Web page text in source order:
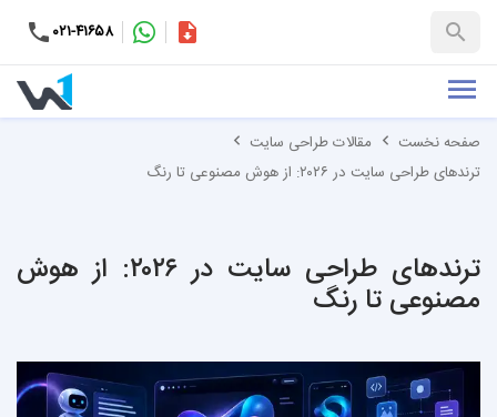
۰۲۱-۴۱۶۵۸
+۹۸-کاتالوگ
صفحه نخست
مقالات طراحی سایت
ترندهای طراحی سایت در ۲۰۲۶: از هوش مصنوعی تا رنگ
ترندهای طراحی سایت در ۲۰۲۶: از هوش
مصنوعی تا رنگ